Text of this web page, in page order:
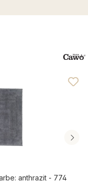
anthrazit - 774